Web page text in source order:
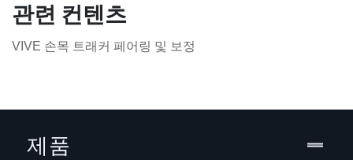
관련 컨텐츠
VIVE 손목 트래커 페어링 및 보정
제품